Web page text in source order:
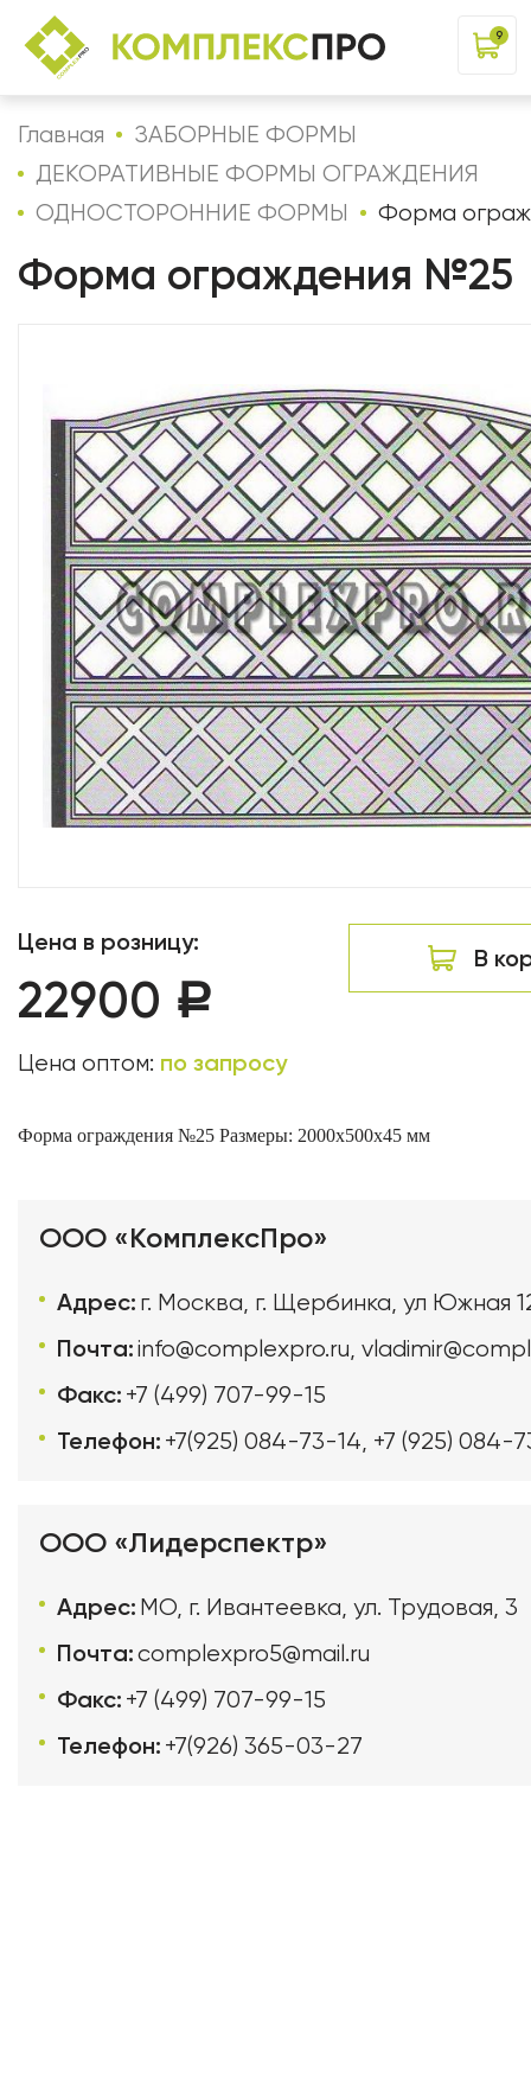
9
Главная
ЗАБОРНЫЕ ФОРМЫ
ДЕКОРАТИВНЫЕ ФОРМЫ ОГРАЖДЕНИЯ
ОДНОСТОРОННИЕ ФОРМЫ
Форма
Форма ограждения №25
Цена в розницу:
22900 Р
Цена оптом: по запросу
В
Форма ограждения №25 Размеры: 2000х500х45 мм
ООО «КомплексПро»
Адрес: г. Москва, г. Щербинка, ул Южная
Почта:info@complexpro.ru,
Факс: +7 (499) 707-99-15
Телефон: +7(925) 084-73-14, +7 (925) 084-
ООО «Лидерспектр»
Адрес: МО, г. Ивантеевка, ул. Трудовая, 3
Почта:complexpro5@mail.ru
Факс: +7 (499) 707-99-15
Телефон: +7(926) 365-03-27